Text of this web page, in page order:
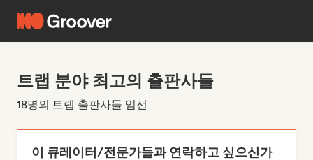
트랩 분야 최고의 출판사들
18명의 트랩 출판사들 엄선
이 큐레이터/전문가들과 연락하고 싶으신가